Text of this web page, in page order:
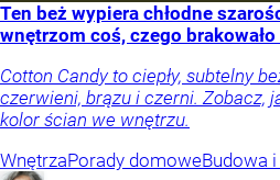
Ten beż wypiera chłodne
wnętrzom coś, czego
Cotton Candy to ciepły, subtelny
czerwieni, brązu i czerni. Zobacz,
kolor ścian we wnętrzu.
WnętrzaPorady domoweBudowa